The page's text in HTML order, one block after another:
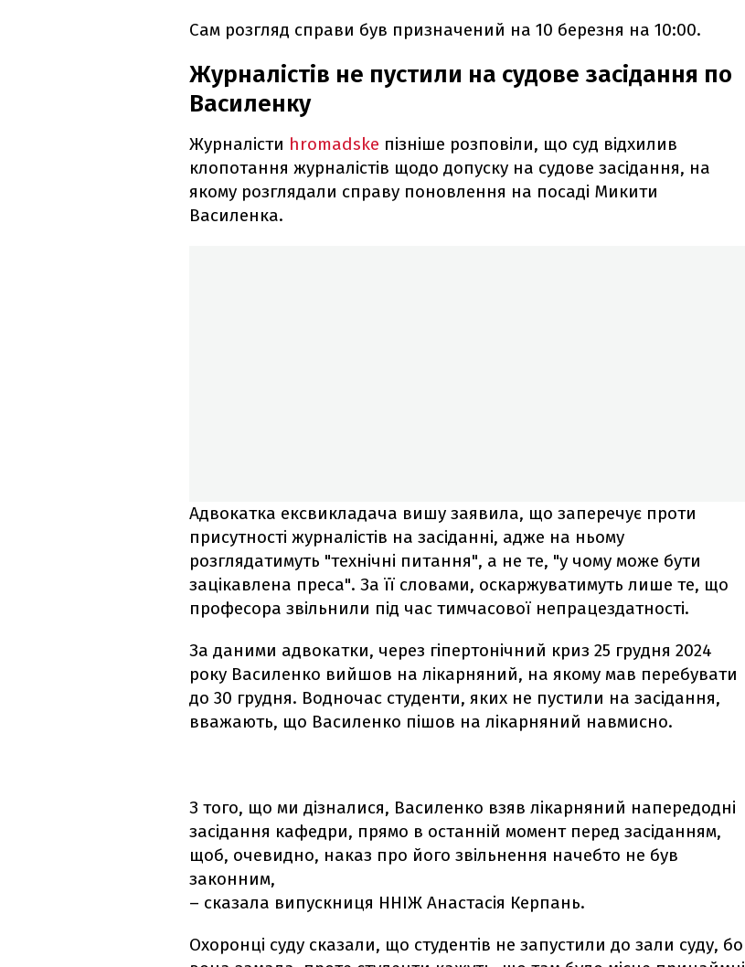
Сам розгляд справи був призначений на 10 березня на 10:00.
Журналістів не пустили на судове засідання по
Василенку
Журналісти hromadske пізніше розповіли, що суд відхилив
клопотання журналістів щодо допуску на судове засідання, на
якому розглядали справу поновлення на посаді Микити
Василенка.
Адвокатка ексвикладача вишу заявила, що заперечує проти
присутності журналістів на засіданні, адже на ньому
розглядатимуть "технічні питання", а не те, "у чому може бути
зацікавлена преса". За її словами, оскаржуватимуть лише те, що
професора звільнили під час тимчасової непрацездатності.
За даними адвокатки, через гіпертонічний криз 25 грудня 2024
року Василенко вийшов на лікарняний, на якому мав перебувати
до 30 грудня. Водночас студенти, яких не пустили на засідання,
вважають, що Василенко пішов на лікарняний навмисно.
З того, що ми дізналися, Василенко взяв лікарняний напередодні
засідання кафедри, прямо в останній момент перед засіданням,
щоб, очевидно, наказ про його звільнення начебто не був
законним,
– сказала випускниця ННІЖ Анастасія Керпань.
Охоронці суду сказали, що студентів не запустили до зали суду, бо